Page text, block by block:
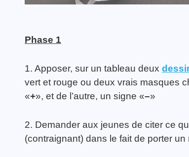
Phase 1
1. Apposer, sur un tableau deux
vert et rouge ou deux vrais masques
«+», et de l’autre, un signe «–»
2. Demander aux jeunes de citer ce
(contraignant) dans le fait de porter